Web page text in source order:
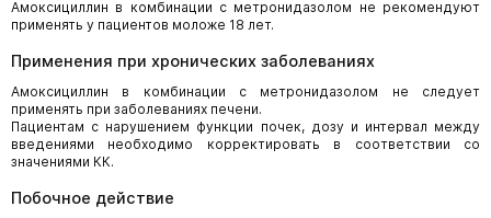
Амоксициллин в комбинации с метронидазолом не рекомендуют
применять у пациентов моложе 18 лет.
Применения при хронических заболеваниях
Амоксициллин в комбинации с метронидазолом не следует
применять при заболеваниях печени.
Пациентам с нарушением функции почек, дозу и интервал между
введениями необходимо корректировать в соответствии со
значениями КК.
Побочное действие